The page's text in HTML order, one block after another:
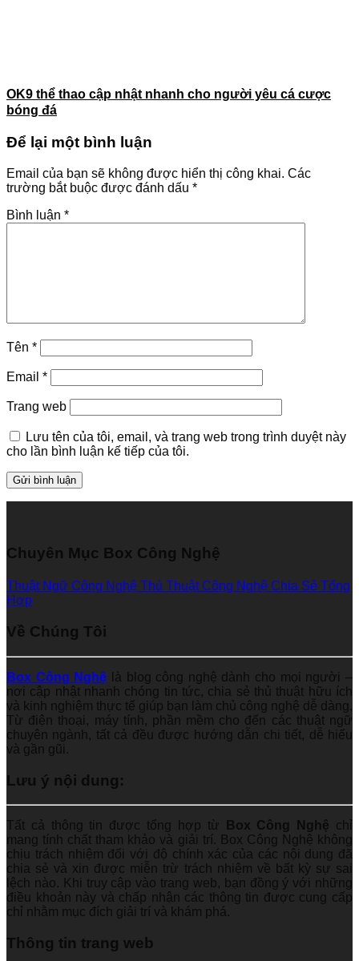
OK9 thể thao cập nhật nhanh cho người yêu cá cược
bóng đá
Để lại một bình luận
Email của bạn sẽ không được hiển thị công khai. Các
trường bắt buộc được đánh dấu *
Bình luận *
Tên *
Email *
Trang web
Lưu tên của tôi, email, và trang web trong trình duyệt này
cho lần bình luận kế tiếp của tôi.
Chuyên Mục Box Công Nghệ
Thuật Ngữ Công Nghệ Thủ Thuật Công Nghệ Chia Sẻ Tổng
Hợp
Về Chúng Tôi
Box Công Nghệ là blog công nghệ dành cho mọi người –
nơi cập nhật nhanh chóng tin tức, chia sẻ thủ thuật hữu ích
và kinh nghiệm thực tế giúp bạn làm chủ công nghệ dễ dàng.
Từ điện thoại, máy tính, phần mềm cho đến các thuật ngữ
chuyên ngành, tất cả đều được hướng dẫn chi tiết, dễ hiểu
và gần gũi.
Lưu ý nội dung:
Tất cả thông tin được tổng hợp từ Box Công Nghệ chỉ
mang tính chất tham khảo và giải trí. Box Công Nghệ không
chịu trách nhiệm đối với độ chính xác của các nội dung đã
chia sẻ và xin được miễn trừ trách nhiệm về bất kỳ sự sai
lệch nào. Khi truy cập vào trang web, bạn đồng ý với những
điều khoản này và chấp nhận các thông tin được cung cấp
chỉ nhằm mục đích giải trí và khám phá.
Thông tin trang web